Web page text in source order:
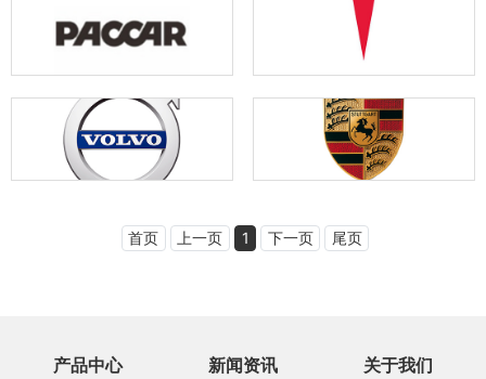
首页 上一页 1 下一页 尾页
产品中心 新闻资讯 关于我们